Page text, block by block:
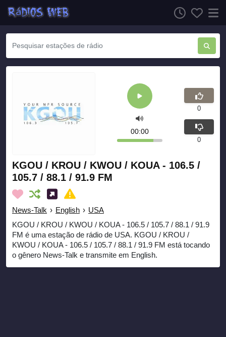
KGOU / KROU / KWOU / KOUA - 106.5 /
105.7 / 88.1 / 91.9 FM
News-Talk › English › USA
KGOU / KROU / KWOU / KOUA - 106.5 / 105.7 / 88.1 / 91.9
FM é uma estação de rádio de USA. KGOU / KROU /
KWOU / KOUA - 106.5 / 105.7 / 88.1 / 91.9 FM está tocando
o gênero News-Talk e transmite em English.
00:00
0
0